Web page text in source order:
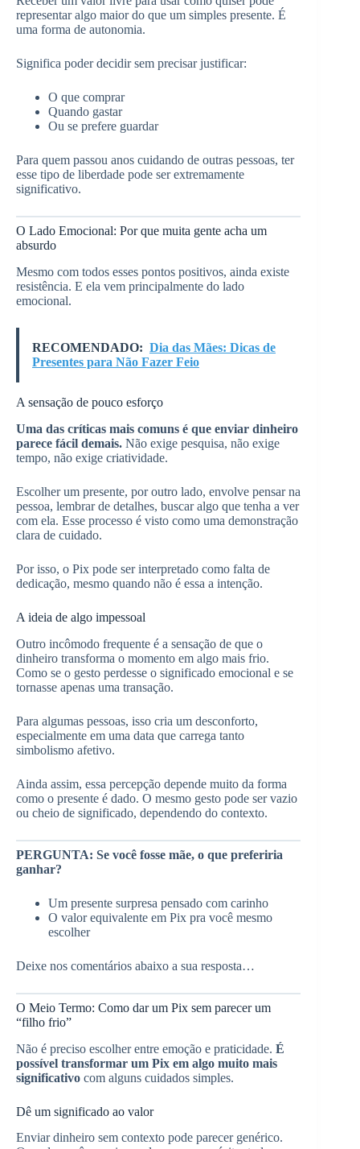
representar algo maior do que um simples presente. É
uma forma de autonomia.
Significa poder decidir sem precisar justificar:
O que comprar
Quando gastar
Ou se prefere guardar
Para quem passou anos cuidando de outras pessoas, ter
esse tipo de liberdade pode ser extremamente
significativo.
O Lado Emocional: Por que muita gente acha um
absurdo
Mesmo com todos esses pontos positivos, ainda existe
resistência. E ela vem principalmente do lado
emocional.
RECOMENDADO: Dia das Mães: Dicas de
Presentes para Não Fazer Feio
A sensação de pouco esforço
Uma das críticas mais comuns é que enviar dinheiro
parece fácil demais. Não exige pesquisa, não exige
tempo, não exige criatividade.
Escolher um presente, por outro lado, envolve pensar na
pessoa, lembrar de detalhes, buscar algo que tenha a ver
com ela. Esse processo é visto como uma demonstração
clara de cuidado.
Por isso, o Pix pode ser interpretado como falta de
dedicação, mesmo quando não é essa a intenção.
A ideia de algo impessoal
Outro incômodo frequente é a sensação de que o
dinheiro transforma o momento em algo mais frio.
Como se o gesto perdesse o significado emocional e se
tornasse apenas uma transação.
Para algumas pessoas, isso cria um desconforto,
especialmente em uma data que carrega tanto
simbolismo afetivo.
Ainda assim, essa percepção depende muito da forma
como o presente é dado. O mesmo gesto pode ser vazio
ou cheio de significado, dependendo do contexto.
PERGUNTA: Se você fosse mãe, o que preferiria
ganhar?
Um presente surpresa pensado com carinho
O valor equivalente em Pix pra você mesmo
escolher
Deixe nos comentários abaixo a sua resposta…
O Meio Termo: Como dar um Pix sem parecer um
“filho frio”
Não é preciso escolher entre emoção e praticidade. É
possível transformar um Pix em algo muito mais
significativo com alguns cuidados simples.
Dê um significado ao valor
Enviar dinheiro sem contexto pode parecer genérico.